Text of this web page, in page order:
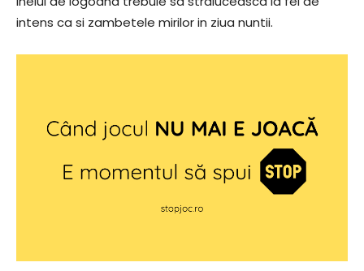
intens ca si zambetele mirilor in ziua nuntii.